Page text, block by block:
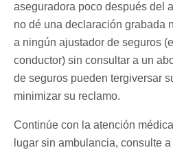
aseguradora poco después del
no dé una declaración grabada
a ningún ajustador de seguros
conductor) sin consultar a un
de seguros pueden tergiversar
minimizar su reclamo.
Continúe con la atención
lugar sin ambulancia, consulte